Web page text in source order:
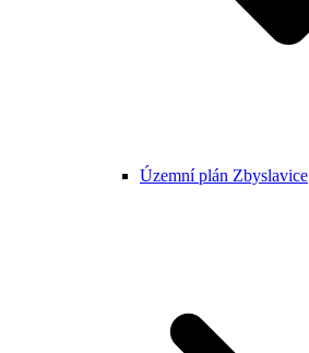
Územní plán Zbyslavice